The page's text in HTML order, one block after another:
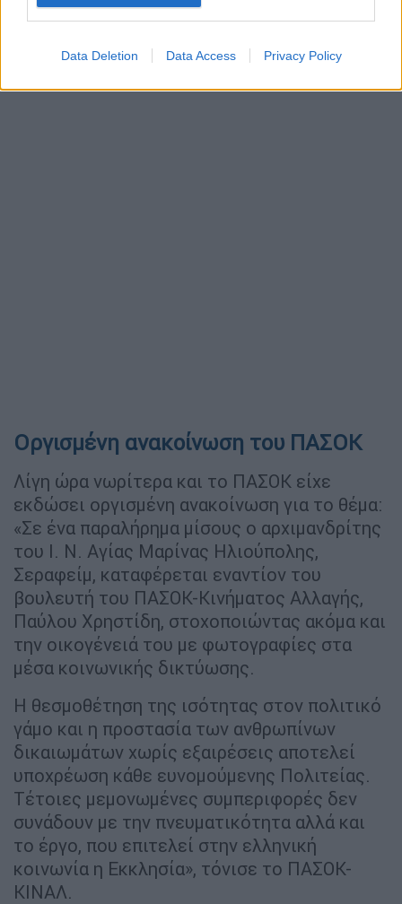
Data Deletion Data Access Privacy Policy
Οργισμένη ανακοίνωση του ΠΑΣΟΚ
Λίγη ώρα νωρίτερα και το ΠΑΣΟΚ είχε
εκδώσει οργισμένη ανακοίνωση για το θέμα:
«Σε ένα παραλήρημα μίσους ο αρχιμανδρίτης
του Ι. Ν. Αγίας Μαρίνας Ηλιούπολης,
Σεραφείμ, καταφέρεται εναντίον του
βουλευτή του ΠΑΣΟΚ-Κινήματος Αλλαγής,
Παύλου Χρηστίδη, στοχοποιώντας ακόμα και
την οικογένειά του με φωτογραφίες στα
μέσα κοινωνικής δικτύωσης.
Η θεσμοθέτηση της ισότητας στον πολιτικό
γάμο και η προστασία των ανθρωπίνων
δικαιωμάτων χωρίς εξαιρέσεις αποτελεί
υποχρέωση κάθε ευνομούμενης Πολιτείας.
Τέτοιες μεμονωμένες συμπεριφορές δεν
συνάδουν με την πνευματικότητα αλλά και
το έργο, που επιτελεί στην ελληνική
κοινωνία η Εκκλησία», τόνισε το ΠΑΣΟΚ-
ΚΙΝΑΛ.